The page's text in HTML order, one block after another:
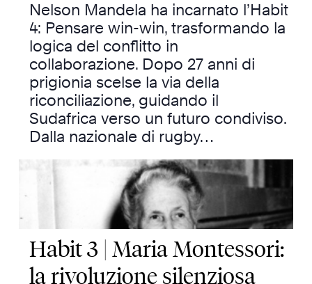
Nelson Mandela ha incarnato l’Habit
4: Pensare win-win, trasformando la
logica del conflitto in
collaborazione. Dopo 27 anni di
prigionia scelse la via della
riconciliazione, guidando il
Sudafrica verso un futuro condiviso.
Dalla nazionale di rugby…
Habit 3 | Maria Montessori:
la rivoluzione silenziosa